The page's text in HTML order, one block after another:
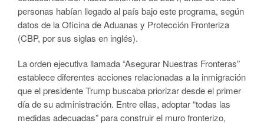
personas habían llegado al país bajo este programa, según
datos de la Oficina de Aduanas y Protección Fronteriza
(CBP, por sus siglas en inglés).
La orden ejecutiva llamada “Asegurar Nuestras Fronteras”
establece diferentes acciones relacionadas a la inmigración
que el presidente Trump buscaba priorizar desde el primer
día de su administración. Entre ellas, adoptar “todas las
medidas adecuadas” para construir el muro fronterizo,